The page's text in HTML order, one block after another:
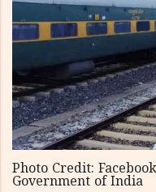
Photo Credit:
Government of India